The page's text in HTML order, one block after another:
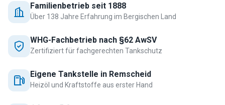
Familienbetrieb seit 1888
Über 138 Jahre Erfahrung im Bergischen Land
WHG-Fachbetrieb nach §62 AwSV
Zertifiziert für fachgerechten Tankschutz
Eigene Tankstelle in Remscheid
Heizöl und Kraftstoffe aus erster Hand